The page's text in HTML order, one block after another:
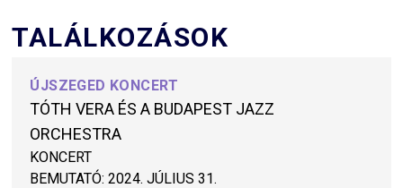
TALÁLKOZÁSOK
ÚJSZEGED KONCERT
TÓTH VERA ÉS A BUDAPEST JAZZ
ORCHESTRA
KONCERT
BEMUTATÓ: 2024. JÚLIUS 31.